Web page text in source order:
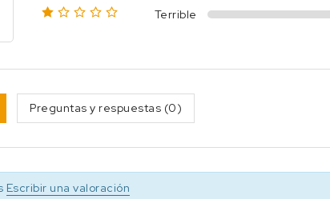
Terrible
Preguntas y respuestas (0)
Escribir una valoración